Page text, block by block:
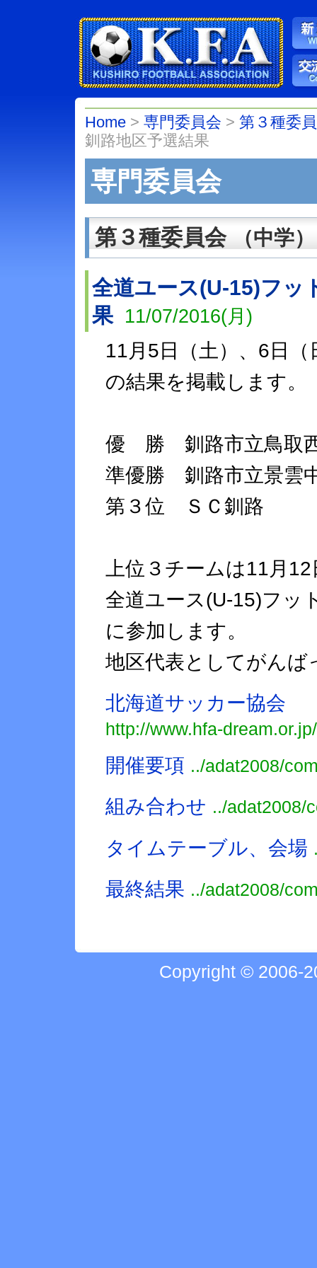
Home >専門委員会 >第３種委
釧路地区予選結果
専門委員会
第３種委員会 （中学）
全道ユース(U-15)フ
果 11/07/2016(月)
11月5日（土）、6日
の結果を掲載します。
優 勝 釧路市立鳥取
準優勝 釧路市立景雲
第３位 ＳＣ釧路
上位３チームは11月
全道ユース(U-15)フッ
に参加します。
地区代表としてがんば
北海道サッカー協会
http://www.hfa-
開催要項 ../adat2008/
組み合わせ ../adat2008/
タイムテーブル、会場
最終結果 ../adat2008/
Copyright © 2006-